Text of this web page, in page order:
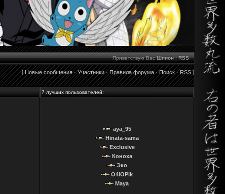
Приветствую Вас Шпион|RSS
[Новые сообщения·Участники·Правила форума·Поиск·RSS]
7 лучших пользователей:
aya_95
Hinata-sama
Exclusive
Коноха
Эко
O4IOPik
Maya